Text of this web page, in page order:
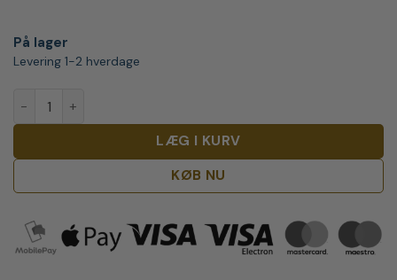
På lager
Levering 1-2 hverdage
LÆG I KURV
KØB NU